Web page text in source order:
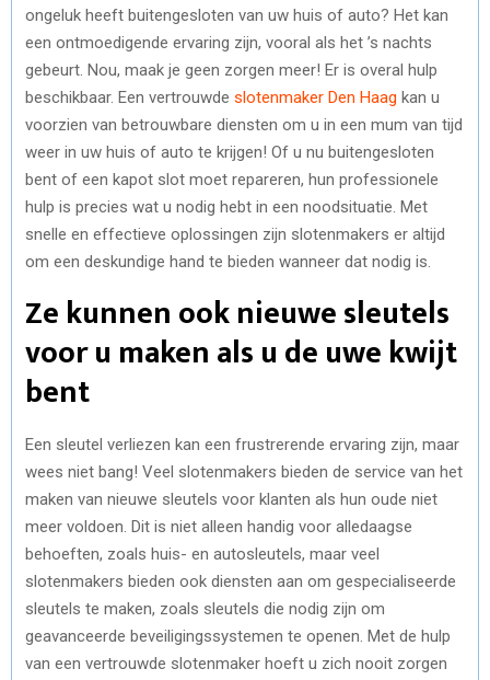
ongeluk heeft buitengesloten van uw huis of auto? Het kan
een ontmoedigende ervaring zijn, vooral als het ’s nachts
gebeurt. Nou, maak je geen zorgen meer! Er is overal hulp
beschikbaar. Een vertrouwde slotenmaker Den Haag kan u
voorzien van betrouwbare diensten om u in een mum van tijd
weer in uw huis of auto te krijgen! Of u nu buitengesloten
bent of een kapot slot moet repareren, hun professionele
hulp is precies wat u nodig hebt in een noodsituatie. Met
snelle en effectieve oplossingen zijn slotenmakers er altijd
om een deskundige hand te bieden wanneer dat nodig is.
Ze kunnen ook nieuwe sleutels
voor u maken als u de uwe kwijt
bent
Een sleutel verliezen kan een frustrerende ervaring zijn, maar
wees niet bang! Veel slotenmakers bieden de service van het
maken van nieuwe sleutels voor klanten als hun oude niet
meer voldoen. Dit is niet alleen handig voor alledaagse
behoeften, zoals huis- en autosleutels, maar veel
slotenmakers bieden ook diensten aan om gespecialiseerde
sleutels te maken, zoals sleutels die nodig zijn om
geavanceerde beveiligingssystemen te openen. Met de hulp
van een vertrouwde slotenmaker hoeft u zich nooit zorgen